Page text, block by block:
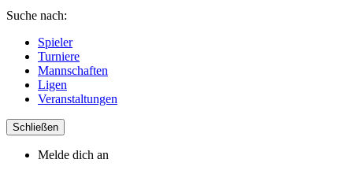
Suche nach:
Spieler
Turniere
Mannschaften
Ligen
Veranstaltungen
Schließen
Melde dich an